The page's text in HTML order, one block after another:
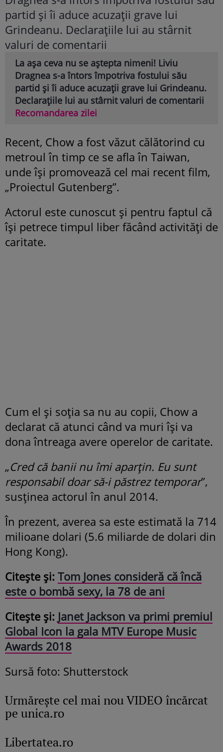
La așa ceva nu se aștepta nimeni! Liviu
Dragnea s-a întors împotriva fostului său
partid și îi aduce acuzații grave lui Grindeanu.
Declarațiile lui au stârnit valuri de comentarii
Recomandarea zilei
Recent, Chow a fost văzut călătorind cu
metroul în timp ce se afla în Taiwan,
unde își promovează cel mai recent film,
„Proiectul Gutenberg”.
Actorul este cunoscut și pentru faptul că
își petrece timpul liber făcând activități de
caritate.
Cum el și soția sa nu au copii, Chow a
declarat că atunci când va muri își va
dona întreaga avere operelor de caritate.
„Cred că banii nu îmi aparțin. Eu sunt
responsabil doar să-i păstrez temporar”,
susținea actorul în anul 2014.
În prezent, averea sa este estimată la 714
milioane dolari (5.6 miliarde de dolari din
Hong Kong).
Citește și: Tom Jones consideră că încă
este o bombă sexy, la 78 de ani
Citește și: Janet Jackson va primi premiul
Global Icon la gala MTV Europe Music
Awards 2018
Sursă foto: Shutterstock
Urmăreşte cel mai nou VIDEO încărcat
pe unica.ro
Libertatea.ro